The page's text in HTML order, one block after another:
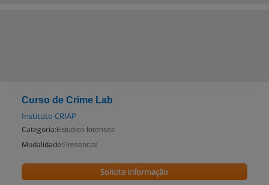
Curso de Crime Lab
Instituto CRIAP
Categoria: Estudios forenses
Modalidade: Presencial
Solicite informação